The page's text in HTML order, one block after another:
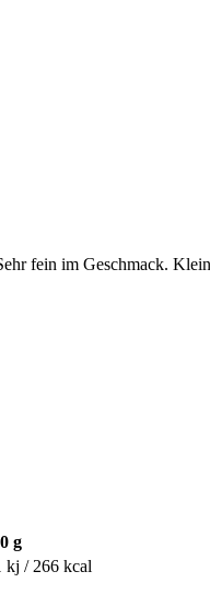
fein im Geschmack.
g
kj / 266 kcal